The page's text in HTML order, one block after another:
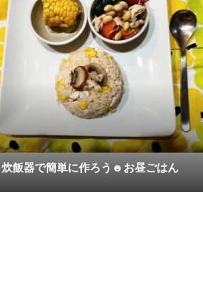
炊飯器で簡単に作ろう☻お昼ごはん